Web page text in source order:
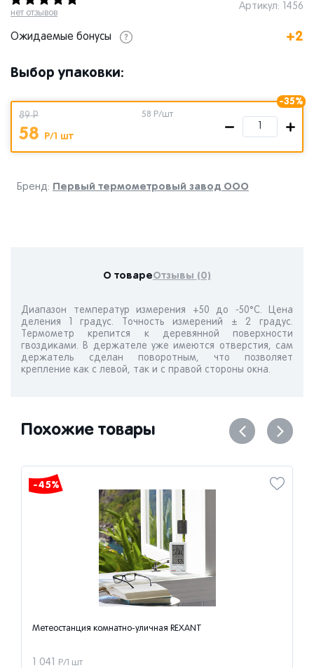
нет отзывов
Артикул: 1456
Бренд: Первый термометровый завод ООО
Ожидаемые бонусы +2
Выбор упаковки:
-35%
89 Р
58 Р/1 шт
58 Р/шт
О товареОтзывы (0)
Диапазон температур измерения +50 до -50°С. Цена
деления 1 градус. Точность измерений ± 2 градус.
Термометр крепится к деревянной поверхности
гвоздиками. В держателе уже имеются отверстия, сам
держатель сделан поворотным, что позволяет
крепление как с левой, так и с правой стороны окна.
Похожие товары
-45%
Метеостанция комнатно-уличная REXANT
1 041 Р/1 шт